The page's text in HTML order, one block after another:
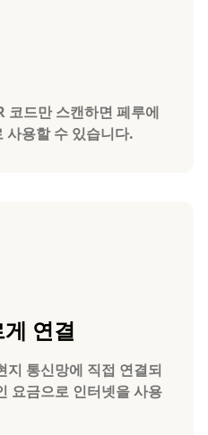
코드만 스캔하면 페루에
사용할 수 있습니다.
연결
통신망에 직접 연결되
요금으로 인터넷을 사용